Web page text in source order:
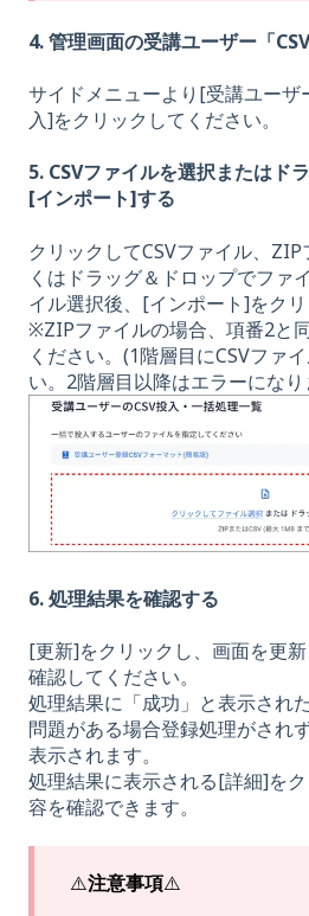
4. 管理画面の受講ユーザー「
サイドメニューより[受講ユーザ
入]をクリックしてください。
5. CSVファイルを選択またはド
[インポート]する
クリックしてCSVファイル、
くはドラッグ＆ドロップでファ
イル選択後、[インポート]をクリ
※ZIPファイルの場合、項番2と
ください。(1階層目にCSVファ
い。2階層目以降はエラーになり
6. 処理結果を確認する
[更新]をクリックし、画面を更
確認してください。
処理結果に「成功」と表示され
問題がある場合登録処理がされ
表示されます。
処理結果に表示される[詳細]を
容を確認できます。
⚠️注意事項⚠️